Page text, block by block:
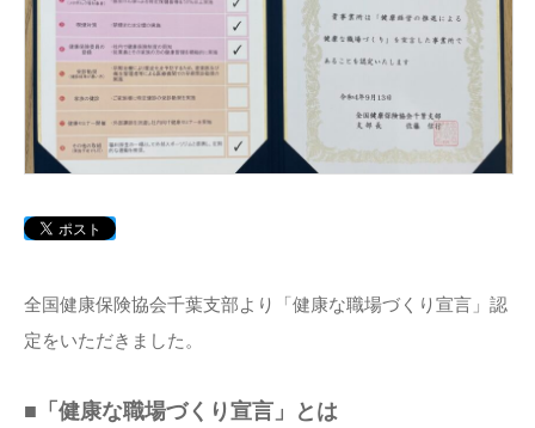
全国健康保険協会千葉支部より「健康な職場づくり宣言」認
定をいただきました。
■「健康な職場づくり宣言」とは